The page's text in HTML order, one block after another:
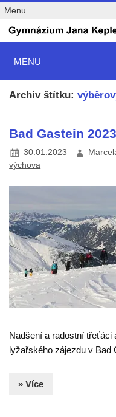
Menu
MENU
Archiv štítku:
Bad Gastein 2023
30.01.2023
výchova
Nadšení a radostní
lyžařského zájezdu v Bad
» Více